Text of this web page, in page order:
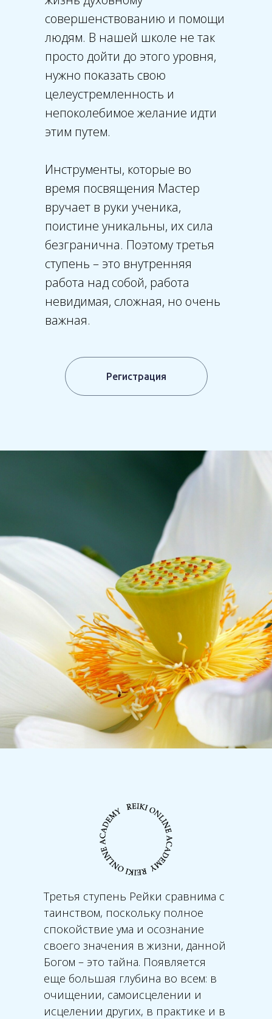
совершенствованию и помощи
людям. В нашей школе не так
просто дойти до этого уровня,
нужно показать свою
целеустремленность и
непоколебимое желание идти
этим путем.
Инструменты, которые во
время посвящения Мастер
вручает в руки ученика,
поистине уникальны, их сила
безгранична. Поэтому третья
ступень – это внутренняя
работа над собой, работа
невидимая, сложная, но очень
важная.
Регистрация
Третья ступень Рейки сравнима с
таинством, поскольку полное
спокойствие ума и осознание
своего значения в жизни, данной
Богом – это тайна. Появляется
еще большая глубина во всем: в
очищении, самоисцелении и
исцелении других, в практике и в